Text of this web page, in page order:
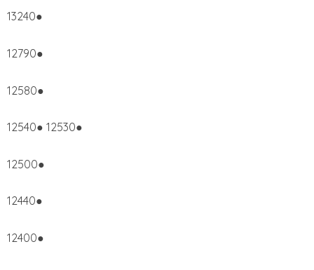
13240●
12790●
12580●
12540● 12530●
12500●
12440●
12400●